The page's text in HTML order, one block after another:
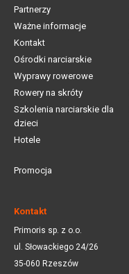
Partnerzy
Ważne informacje
Kontakt
Ośrodki narciarskie
Wyprawy rowerowe
Rowery na skróty
Szkolenia narciarskie dla
dzieci
Hotele
Promocja
Kontakt
Primoris sp. z o.o.
ul. Słowackiego 24/26
35-060 Rzeszów